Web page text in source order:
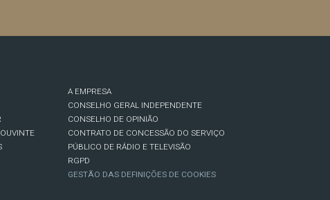
A EMPRESA
CONSELHO GERAL INDEPENDENTE
CONSELHO DE OPINIÃO
CONTRATO DE CONCESSÃO DO SERVIÇO
PÚBLICO DE RÁDIO E TELEVISÃO
RGPD
GESTÃO DAS DEFINIÇÕES DE COOKIES